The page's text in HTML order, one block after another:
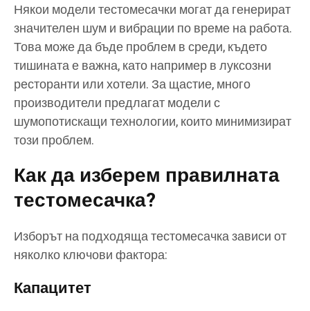
Някои модели тестомесачки могат да генерират
значителен шум и вибрации по време на работа.
Това може да бъде проблем в среди, където
тишината е важна, като например в луксозни
ресторанти или хотели. За щастие, много
производители предлагат модели с
шумопотискащи технологии, които минимизират
този проблем.
Как да изберем правилната
тестомесачка?
Изборът на подходяща тестомесачка зависи от
няколко ключови фактора:
Капацитет